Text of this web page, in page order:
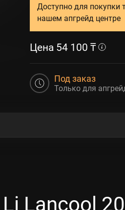
Доступно для покупки
нашем апгрейд центре
Цена 54 100 ₸
Под заказ
Только для
Lancool